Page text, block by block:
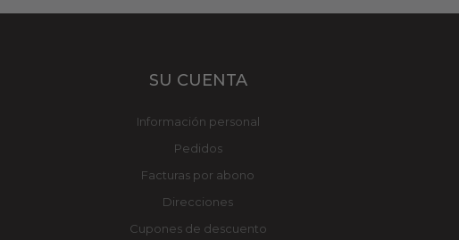
SU CUENTA
Información personal
Pedidos
Facturas por abono
Direcciones
Cupones de descuento